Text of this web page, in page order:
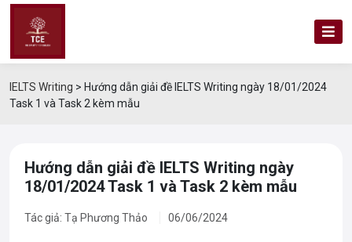
IELTS Writing > Hướng dẫn giải đề IELTS Writing ngày 18/01/2024
Task 1 và Task 2 kèm mẫu
Hướng dẫn giải đề IELTS Writing ngày
18/01/2024 Task 1 và Task 2 kèm mẫu
Tác giả: Tạ Phương Thảo 06/06/2024